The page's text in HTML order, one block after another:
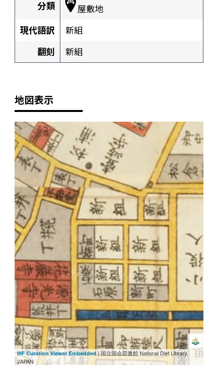
分類
屋敷地
現代語訳
新組
翻刻
新組
地図表示
+
-
IIIF Curation Viewer Embedded| 国立国会図書館 National Diet Library,
JAPAN